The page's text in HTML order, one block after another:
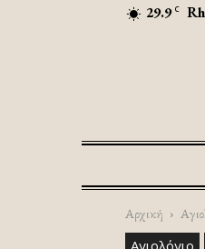
29.9 C
Αρχική
Αγιολόγιο